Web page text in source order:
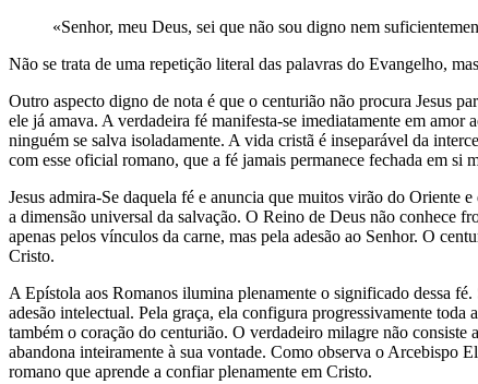
«Senhor, meu Deus, sei que não sou digno nem
Não se trata de uma repetição literal das palavras do Evangelho,
Outro aspecto digno de nota é que o centurião não procura Jesus
ele já amava. A verdadeira fé manifesta-se imediatamente em
ninguém se salva isoladamente. A vida cristã é inseparável da
com esse oficial romano, que a fé jamais permanece fechada em si
Jesus admira-Se daquela fé e anuncia que muitos virão do Oriente
a dimensão universal da salvação. O Reino de Deus não conhece
apenas pelos vínculos da carne, mas pela adesão ao Senhor. O
Cristo.
A Epístola aos Romanos ilumina plenamente o significado dessa
adesão intelectual. Pela graça, ela configura progressivamente
também o coração do centurião. O verdadeiro milagre não consiste
abandona inteiramente à sua vontade. Como observa o Arcebispo
romano que aprende a confiar plenamente em Cristo.